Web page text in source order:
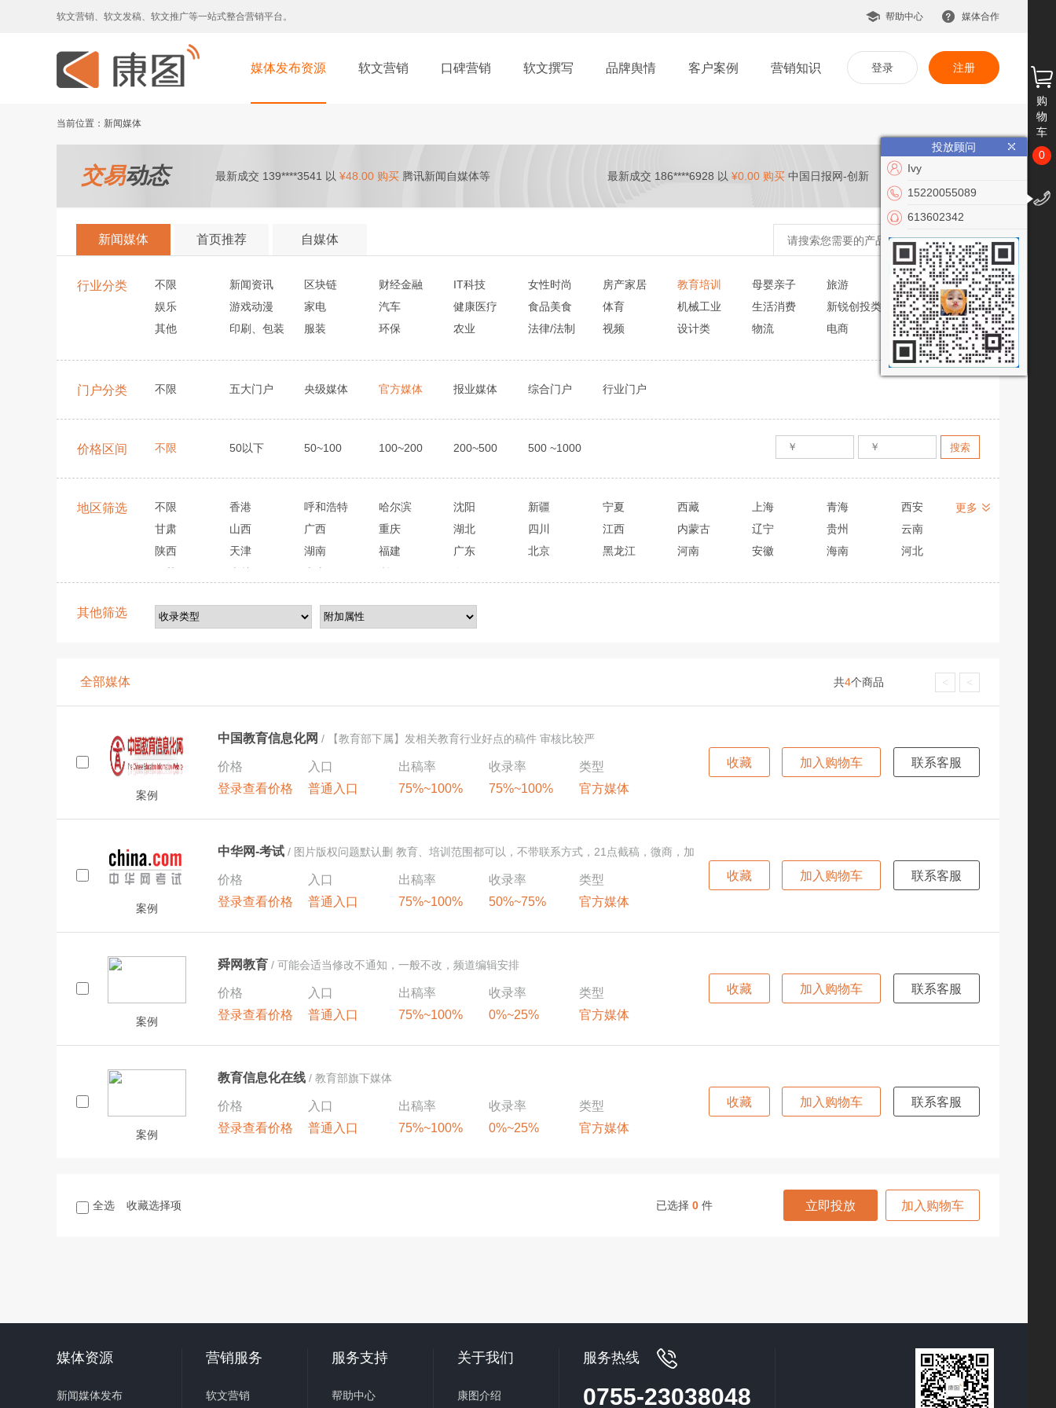
软文营销、软文发稿、软文推广等一站式整合营销平台。 帮助中心 媒体合作
登录 注册
媒体发布资源 软文营销 口碑营销 软文撰写 品牌舆情 客户案例 营销知识
当前位置：新闻媒体
交易动态 最新成交 139****3541 以 ¥48.00 购买 腾讯新闻自媒体等 最新成交 186****6928 以 ¥0.00 购买 中国日报网-创新
新闻媒体 首页推荐 自媒体
行业分类 不限 新闻资讯 区块链 财经金融 IT科技 女性时尚 房产家居 教育培训 母婴亲子 旅游
文化艺术
娱乐
游戏动漫 家电 汽车 健康医疗 食品美食 体育 机械工业 生活消费 新锐创投类
党建政务
其他
印刷、包装 服装 环保 农业 法律/法制 视频 设计类 物流 电商
VR/AR
公益慈善
门户分类 不限 五大门户 央级媒体 官方媒体 报业媒体 综合门户 行业门户
价格区间 不限 50以下 50~100 100~200 200~500 500 ~1000
地区筛选 不限 香港 呼和浩特 哈尔滨 沈阳 新疆 宁夏 西藏 上海 青海
西安
甘肃
山西 广西 重庆 湖北 四川 江西 内蒙古 辽宁 贵州
云南
陕西
天津 湖南 福建 广东 北京 黑龙江 河南 安徽 海南
河北
更多
其他筛选
全部媒体 < <
共4个商品
案例
中国教育信息化网 / 【教育部下属】发相关教育行业好点的稿件 审核比较严
价格
登录查看价格
入口
普通入口
出稿率
75%~100%
收录率
75%~100%
类型
官方媒体
收藏 加入购物车 联系客服
案例
中华网-考试 / 图片版权问题默认删 教育、培训范围都可以，不带联系方式，21点截稿，微商，加
盟，医药，医疗，保健，移民不包收录不包时效
价格
登录查看价格
入口
普通入口
出稿率
75%~100%
收录率
50%~75%
类型
官方媒体
收藏 加入购物车 联系客服
案例
舜网教育 / 可能会适当修改不通知，一般不改，频道编辑安排
价格
登录查看价格
入口
普通入口
出稿率
75%~100%
收录率
0%~25%
类型
官方媒体
收藏 加入购物车 联系客服
案例
教育信息化在线 / 教育部旗下媒体
价格
登录查看价格
入口
普通入口
出稿率
75%~100%
收录率
0%~25%
类型
官方媒体
收藏 加入购物车 联系客服
全选 收藏选择项 已选择 0 件 立即投放 加入购物车
媒体资源
新闻媒体发布
营销服务
软文营销
服务支持
帮助中心
关于我们
康图介绍
服务热线
0755-23038048
购
物
车
0
投放顾问
Ivy
15220055089
613602342